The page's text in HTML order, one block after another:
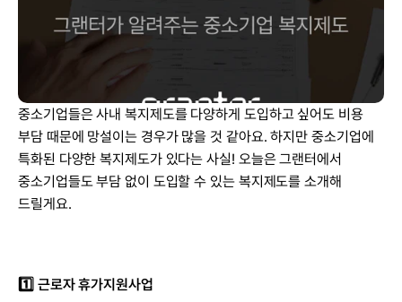
중소기업들은 사내 복지제도를 다양하게 도입하고 싶어도 비용
부담 때문에 망설이는 경우가 많을 것 같아요. 하지만 중소기업에
특화된 다양한 복지제도가 있다는 사실! 오늘은 그랜터에서
중소기업들도 부담 없이 도입할 수 있는 복지제도를 소개해
드릴게요.
1️⃣ 근로자 휴가지원사업